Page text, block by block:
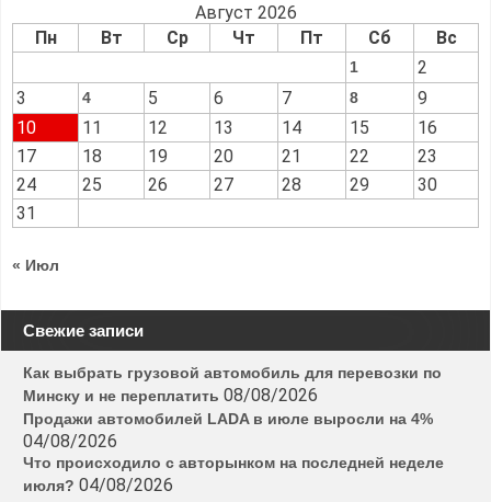
Август 2026
Пн
Вт Ср Чт Пт Сб Вс
1
2
3
4 5 6 7 8
9
10
11 12 13 14 15
16
17
18 19 20 21 22
23
24
25 26 27 28 29
30
31
« Июл
Свежие записи
Как выбрать грузовой автомобиль для перевозки по
Минску и не переплатить 08/08/2026
Продажи автомобилей LADA в июле выросли на 4%
04/08/2026
Что происходило с авторынком на последней неделе
июля? 04/08/2026